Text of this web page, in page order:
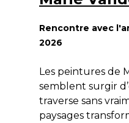
Rencontre avec
2026
Les peintures de
semblent surgir
traverse sans
paysages